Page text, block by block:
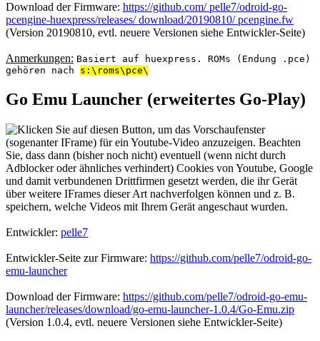
Download der Firmware: https://github.com/ pelle7/odroid-go-
pcengine-huexpress/releases/ download/20190810/ pcengine.fw
(Version 20190810, evtl. neuere Versionen siehe Entwickler-Seite)
Anmerkungen: Basiert auf huexpress. ROMs (Endung .pce)
gehören nach s:\roms\pce\
Go Emu Launcher (erweitertes Go-Play)
Entwickler: pelle7
Entwickler-Seite zur Firmware: https://github.com/pelle7/odroid-go-
emu-launcher
Download der Firmware: https://github.com/pelle7/odroid-go-emu-
launcher/releases/download/go-emu-launcher-1.0.4/Go-Emu.zip
(Version 1.0.4, evtl. neuere Versionen siehe Entwickler-Seite)